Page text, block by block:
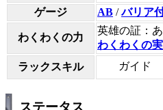
ゲージ
AB /バリア
わくわくの力
英雄の証：あ
わくわくの
ラックスキル
ガイド
ステータス